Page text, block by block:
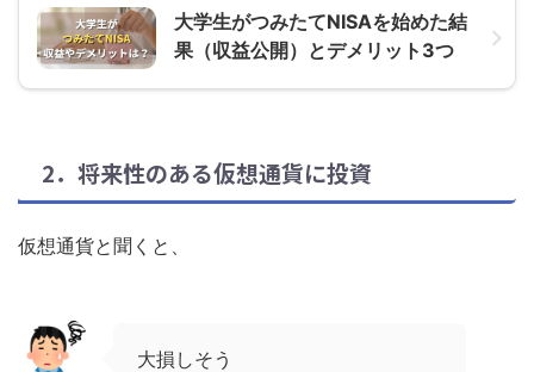
大学生がつみたてNISAを始めた結
果（収益公開）とデメリット3つ
2．将来性のある仮想通貨に投資
仮想通貨と聞くと、
大損しそう